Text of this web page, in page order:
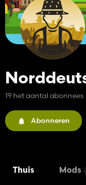
19 het aantal abonnees
Abonneren
Thuis Mods